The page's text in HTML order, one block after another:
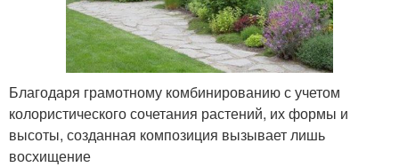
Благодаря грамотному комбинированию с учетом
колористического сочетания растений, их формы и
высоты, созданная композиция вызывает лишь
восхищение